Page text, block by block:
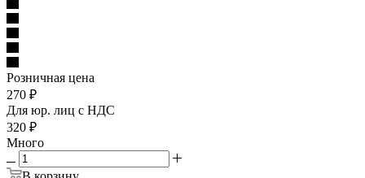
Розничная цена
270 ₽
Для юр. лиц c НДС
320 ₽
Много